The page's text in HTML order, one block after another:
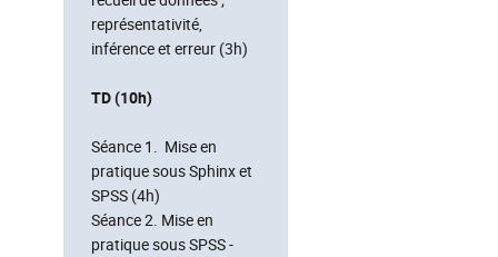
représentativité,
inférence et erreur (3h)
TD (10h)
Séance 1. Mise en
pratique sous Sphinx et
SPSS (4h)
Séance 2. Mise en
pratique sous SPSS -